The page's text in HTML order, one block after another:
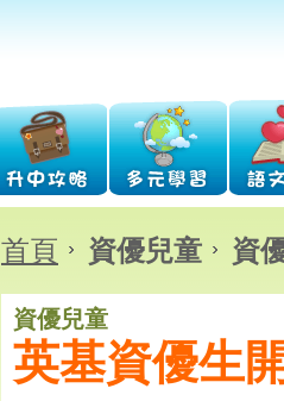
首頁 資優兒童 資
資優兒童
英基資優生